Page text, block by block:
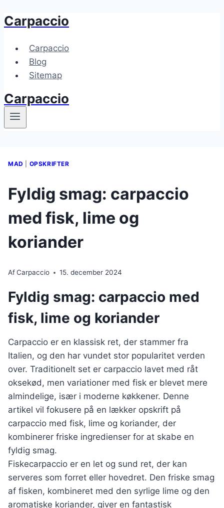
Fortsæt
indhold
Carpaccio
Carpaccio
Blog
Sitemap
Carpaccio
MAD OPSKRIFTER
Fyldig smag: carpaccio
med fisk, lime og
koriander
AfCarpaccio 15. december 2024
Fyldig smag: carpaccio med
fisk, lime og koriander
Carpaccio er en klassisk ret, der stammer fra
Italien, og den har vundet stor popularitet verden
over. Traditionelt set er carpaccio lavet med råt
oksekød, men variationer med fisk er blevet mere
almindelige, især i moderne køkkener. Denne
artikel vil fokusere på en lækker opskrift på
carpaccio med fisk, lime og koriander, der
kombinerer friske ingredienser for at skabe en
fyldig smag.
Fiskecarpaccio er en let og sund ret, der kan
serveres som forret eller hovedret. Den friske smag
af fisken, kombineret med den syrlige lime og den
aromatiske koriander, giver en fantastisk